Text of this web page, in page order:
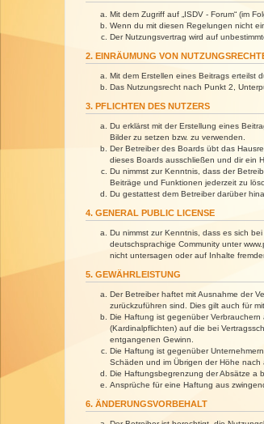
Mit dem Zugriff auf „ISDV - Forum“ (im
Wenn du mit diesen Regelungen nicht
Der Nutzungsvertrag wird auf
2. EINRÄUMUNG VON
Mit dem Erstellen eines Beitrags erteilst
Das Nutzungsrecht nach Punkt 2,
3. PFLICHTEN DES NUTZERS
Du erklärst mit der Erstellung eines
Bilder zu setzen bzw. zu verwenden.
Der Betreiber des Boards übt das
dieses Boards ausschließen und dir ein
Du nimmst zur Kenntnis, dass der
Beiträge und Funktionen jederzeit zu
Du gestattest dem Betreiber darüber
4. GENERAL PUBLIC LICENSE
Du nimmst zur Kenntnis, dass es sich bei
deutschsprachige Community unter
nicht untersagen oder auf Inhalte
5. GEWÄHRLEISTUNG
Der Betreiber haftet mit Ausnahme der
zurückzuführen sind. Dies gilt auch für
Die Haftung ist gegenüber
(Kardinalpflichten) auf die bei
entgangenen Gewinn.
Die Haftung ist gegenüber
Schäden und im Übrigen der Höhe
Die Haftungsbegrenzung der Absätze a
Ansprüche für eine Haftung aus
6. ÄNDERUNGSVORBEHALT